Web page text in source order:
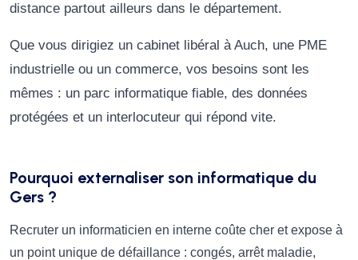
distance partout ailleurs dans le département.
Que vous dirigiez un cabinet libéral à Auch, une PME
industrielle ou un commerce, vos besoins sont les
mêmes : un parc informatique fiable, des données
protégées et un interlocuteur qui répond vite.
Pourquoi externaliser son informatique du
Gers ?
Recruter un informaticien en interne coûte cher et expose à
un point unique de défaillance : congés, arrêt maladie,